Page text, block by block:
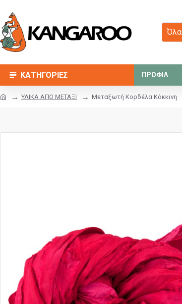
Όλα
ΚΑΤΗΓΟΡΙΕΣ ΠΡΟΦΙΛ
ΥΛΙΚΑ ΑΠΟ ΜΕΤΑΞΙ Μεταξωτή Κορδέλα Κόκκινη